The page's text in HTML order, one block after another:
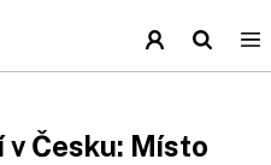
Česku: Místo